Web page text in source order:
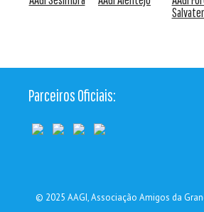
Parceiros Oficiais:
© 2025 AAGI, Associação Amigos da